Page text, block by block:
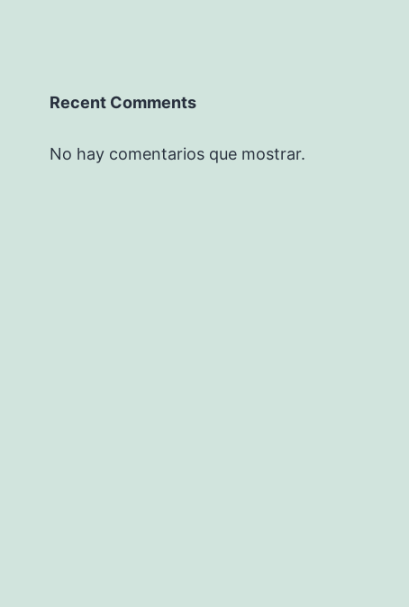
Recent Comments
No hay comentarios que mostrar.